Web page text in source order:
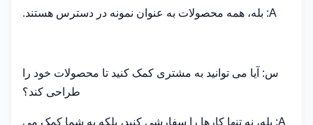
A: بله، همه محصولات به عنوان نمونه در دسترس هستند.
س: آیا می توانید به مشتری کمک کنید تا محصولات خود را
طراحی کند؟
A: بله، نه تنها کارها را سفارشی کنید، بلکه به شما کمک می